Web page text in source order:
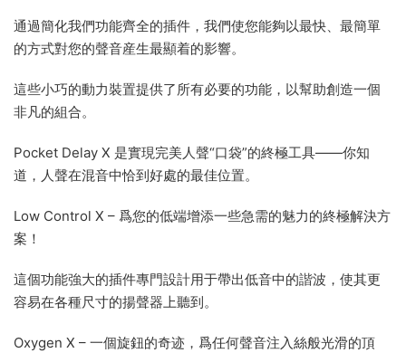
通過簡化我們功能齊全的插件，我們使您能夠以最快、最簡單
的方式對您的聲音産生最顯着的影響。
這些小巧的動力裝置提供了所有必要的功能，以幫助創造一個
非凡的組合。
Pocket Delay X 是實現完美人聲“口袋”的終極工具——你知
道，人聲在混音中恰到好處的最佳位置。
Low Control X – 爲您的低端增添一些急需的魅力的終極解決方
案！
這個功能強大的插件專門設計用于帶出低音中的諧波，使其更
容易在各種尺寸的揚聲器上聽到。
Oxygen X – 一個旋鈕的奇迹，爲任何聲音注入絲般光滑的頂